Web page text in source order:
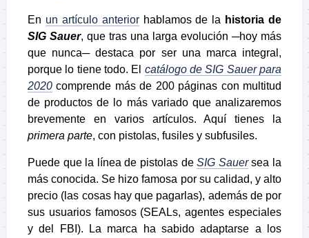
En un artículo anteriorhablamos de la historia de
SIG Sauer, que tras una larga evolución ─hoy más
que nunca─ destaca por ser una marca integral,
porque lo tiene todo. El catálogo de SIG Sauer para
2020 comprende más de 200 páginas con multitud
de productos de lo más variado que analizaremos
brevemente en varios artículos. Aquí tienes la
primera parte, con pistolas, fusiles y subfusiles.
Puede que la línea de pistolas deSIG Sauersea la
más conocida. Se hizo famosa por su calidad, y alto
precio (las cosas hay que pagarlas), además de por
sus usuarios famosos (SEALs, agentes especiales
y del FBI). La marca ha sabido adaptarse a los